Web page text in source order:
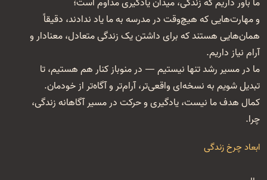
و مهارت‌هایی که هیچ‌وقت در مدرسه به ما یاد ندادند، دقیقاً
همان‌هایی هستند که برای داشتن یک زندگی متعادل، معنا‌دار و
آرام نیاز داریم.
ما در مسیر رشد تنها نیستیم — در منوباز کنار هم هستیم، تا
تبدیل شویم به نسخه‌ای واقعی‌تر، آرام‌تر و آگاه‌تر از خودمان.
کمال هدف ما نیست، یادگیری و حرکت در مسیر آگاهانه زندگی،
چرا.
ابعاد چرخ زندگی